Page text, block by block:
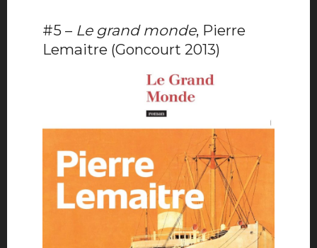
#5 – Le grand monde, Pierre
Lemaitre (Goncourt 2013)